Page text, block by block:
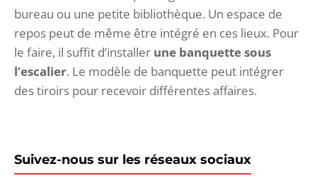
bureau ou une petite bibliothèque. Un espace de
repos peut de même être intégré en ces lieux. Pour
le faire, il suffit d’installer une banquette sous
l’escalier. Le modèle de banquette peut intégrer
des tiroirs pour recevoir différentes affaires.
Suivez-nous sur les réseaux sociaux